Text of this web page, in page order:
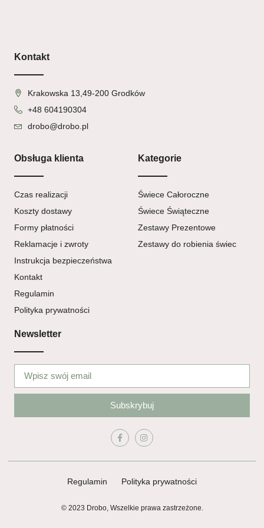
Kontakt
Krakowska 13,49-200 Grodków
+48 604190304
drobo@drobo.pl
Obsługa klienta
Czas realizacji
Koszty dostawy
Formy płatności
Reklamacje i zwroty
Instrukcja bezpieczeństwa
Kontakt
Regulamin
Polityka prywatności
Kategorie
Świece Całoroczne
Świece Świąteczne
Zestawy Prezentowe
Zestawy do robienia świec
Newsletter
Subskrybuj
© 2023 Drobo, Wszelkie prawa zastrzeżone.
Regulamin Polityka prywatności